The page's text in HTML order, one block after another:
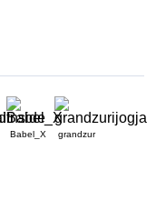
Babel_X grandzur